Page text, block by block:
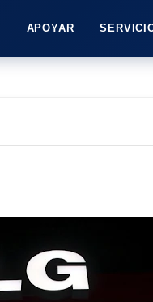
APOYAR